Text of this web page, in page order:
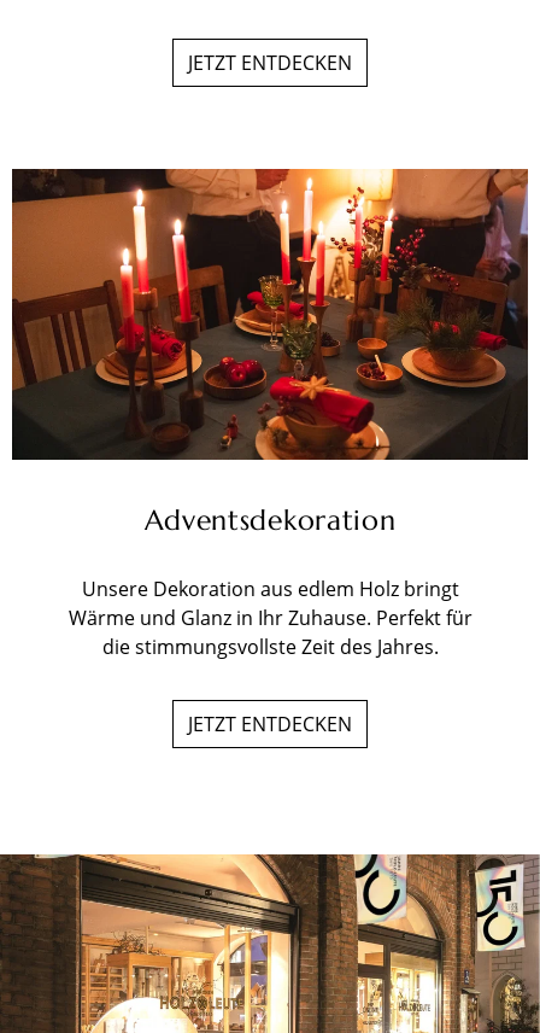
JETZT ENTDECKEN
Adventsdekoration
Unsere Dekoration aus edlem Holz bringt
Wärme und Glanz in Ihr Zuhause. Perfekt für
die stimmungsvollste Zeit des Jahres.
JETZT ENTDECKEN